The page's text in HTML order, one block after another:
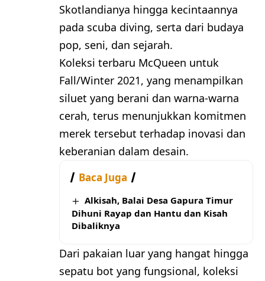
Skotlandianya hingga kecintaannya
pada scuba diving, serta dari budaya
pop, seni, dan sejarah.
Koleksi terbaru McQueen untuk
Fall/Winter 2021, yang menampilkan
siluet yang berani dan warna-warna
cerah, terus menunjukkan komitmen
merek tersebut terhadap inovasi dan
keberanian dalam desain.
Baca Juga
Alkisah, Balai Desa Gapura Timur
Dihuni Rayap dan Hantu dan Kisah
Dibaliknya
Dari pakaian luar yang hangat hingga
sepatu bot yang fungsional, koleksi